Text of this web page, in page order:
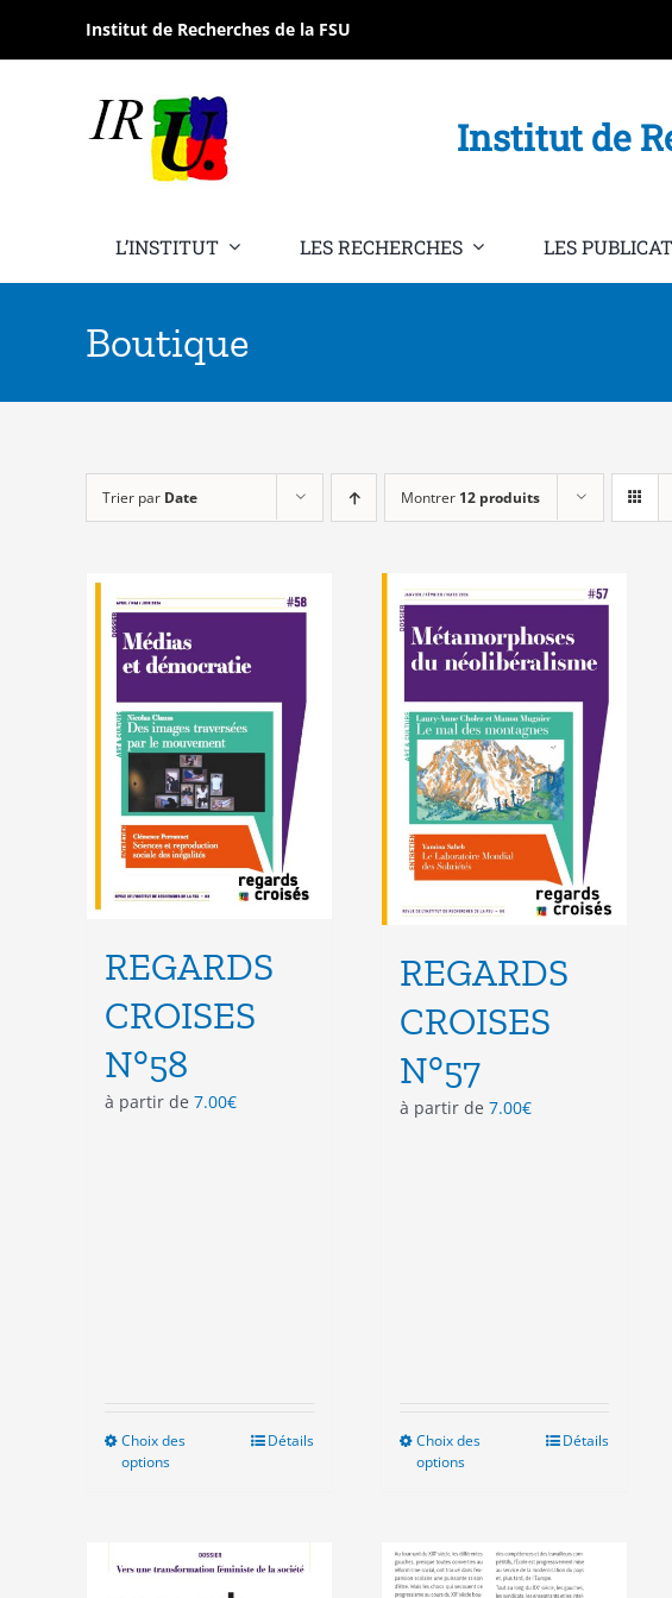
contenu
Institut de Recherches de la FSU
Institut de
L’INSTITUT LES RECHERCHES LES
Boutique
Trier par Date Montrer 12 produits
REGARDS
CROISES
N°58
à partir de 7.00€
Choix des
options
Les
Détails
REGARDS
CROISES
N°57
à partir de 7.00€
Choix des
options
variations.
Les
Détails